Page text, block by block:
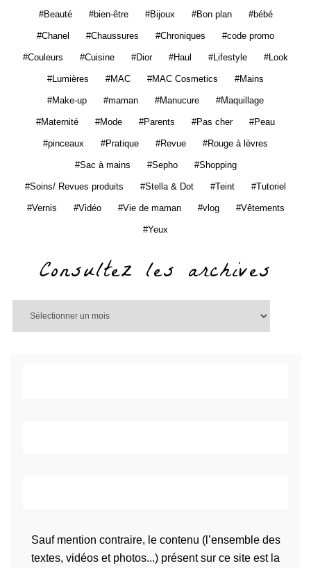
Beauté bien-être Bijoux Bon plan bébé
Chanel Chaussures Chroniques code promo
Couleurs Cuisine Dior Haul Lifestyle Look
Lumières MAC MAC Cosmetics Mains
Make-up maman Manucure Maquillage
Maternité Mode Parents Pas cher Peau
pinceaux Pratique Revue Rouge à lèvres
Sac à mains Sepho Shopping
Soins/ Revues produits Stella & Dot Teint Tutoriel
Vernis Vidéo Vie de maman vlog Vêtements
Yeux
Consultez les archives
Sauf mention contraire, le contenu (l’ensemble des
textes, vidéos et photos...) présent sur ce site est la